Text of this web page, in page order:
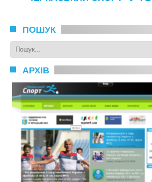
ПОШУК
АРХІВ